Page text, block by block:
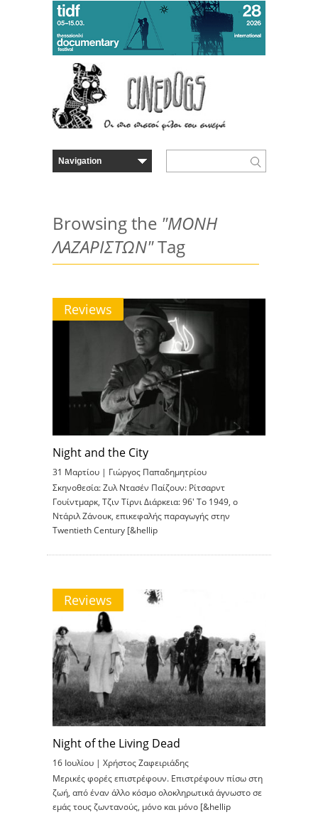
Browsing the "ΜΟΝΗ
ΛΑΖΑΡΙΣΤΩΝ"Tag
Reviews
Night and the City
31 Μαρτίου | Γιώργος Παπαδημητρίου
Σκηνοθεσία: Ζυλ Ντασέν Παίζουν: Ρίτσαρντ
Γουίντμαρκ, Τζιν Τίρνι Διάρκεια: 96′ To 1949, ο
Ντάριλ Ζάνουκ, επικεφαλής παραγωγής στην
Twentieth Century [&hellip
Reviews
Night of the Living Dead
16 Ιουλίου | Χρήστος Ζαφειριάδης
Μερικές φορές επιστρέφουν. Επιστρέφουν πίσω στη
ζωή, από έναν άλλο κόσμο ολοκληρωτικά άγνωστο σε
εμάς τους ζωντανούς, μόνο και μόνο [&hellip